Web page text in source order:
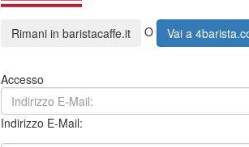
Rimani in baristacaffe.it O Vai a
Accesso
Indirizzo E-Mail: